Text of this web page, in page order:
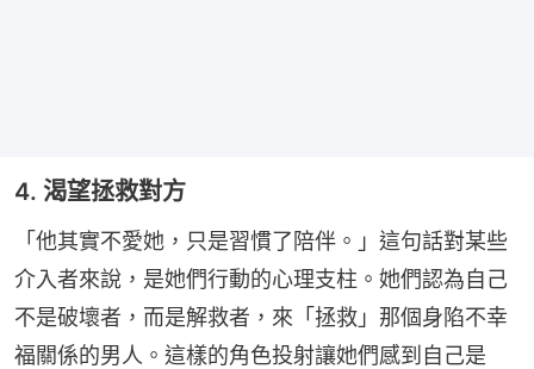
4. 渴望拯救對方
「他其實不愛她，只是習慣了陪伴。」這句話對某些
介入者來說，是她們行動的心理支柱。她們認為自己
不是破壞者，而是解救者，來「拯救」那個身陷不幸
福關係的男人。這樣的角色投射讓她們感到自己是